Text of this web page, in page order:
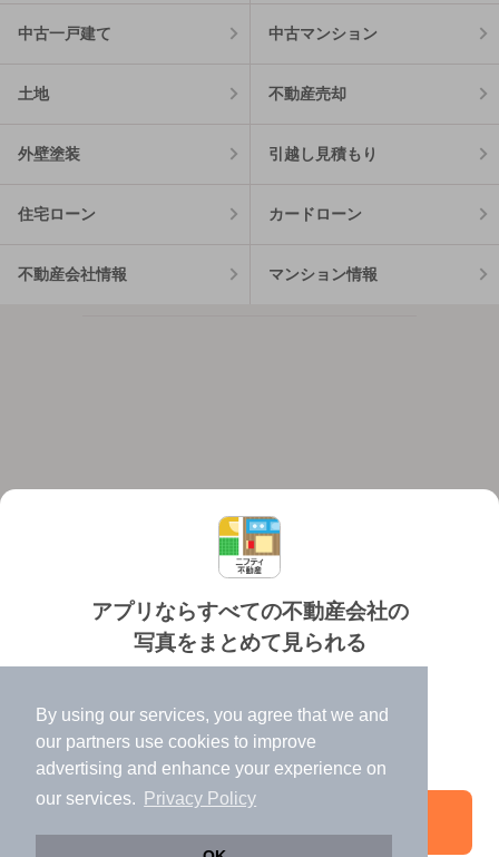
By using our services, you agree that we and
our partners use cookies to improve
advertising and enhance your experience on
our services.
Privacy Policy
アプリならすべての不動産会社の
写真をまとめて見られる
✔️
高速表示で似た物件も見つけやすい
✔️
便利な通知機能も充実
中古一戸建て 中古マンション
土地 不動産売却
外壁塗装 引越し見積もり
住宅ローン カードローン
不動産会社情報 マンション情報
個人情報保護ポリシー 利用規約
©NIFTY Lifestyle Co., Ltd.